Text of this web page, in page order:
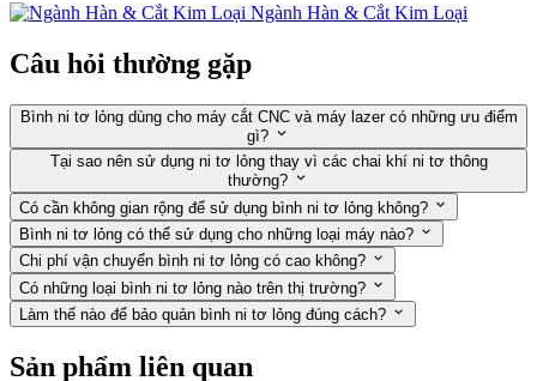
Ngành Hàn & Cắt Kim Loại
Câu hỏi thường gặp
Bình ni tơ lỏng dùng cho máy cắt CNC và máy lazer có những ưu điểm
gì?
Tại sao nên sử dụng ni tơ lỏng thay vì các chai khí ni tơ thông
thường?
Có cần không gian rộng để sử dụng bình ni tơ lỏng không?
Bình ni tơ lỏng có thể sử dụng cho những loại máy nào?
Chi phí vận chuyển bình ni tơ lỏng có cao không?
Có những loại bình ni tơ lỏng nào trên thị trường?
Làm thế nào để bảo quản bình ni tơ lỏng đúng cách?
Sản phẩm liên quan